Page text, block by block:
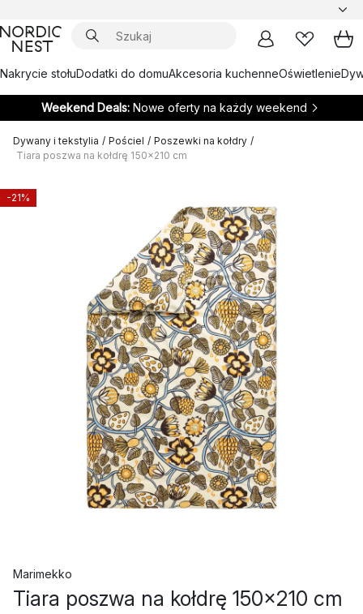
Nakrycie stołuDodatki do domuAkcesoria kuchenneOświetlenie
Weekend Deals: Nowe oferty na każdy weekend
Dywany i tekstylia / Pościel / Poszewki na kołdry /
Tiara poszwa na kołdrę 150x210 cm
-21%
Marimekko
Tiara poszwa na kołdrę 150x210 cm